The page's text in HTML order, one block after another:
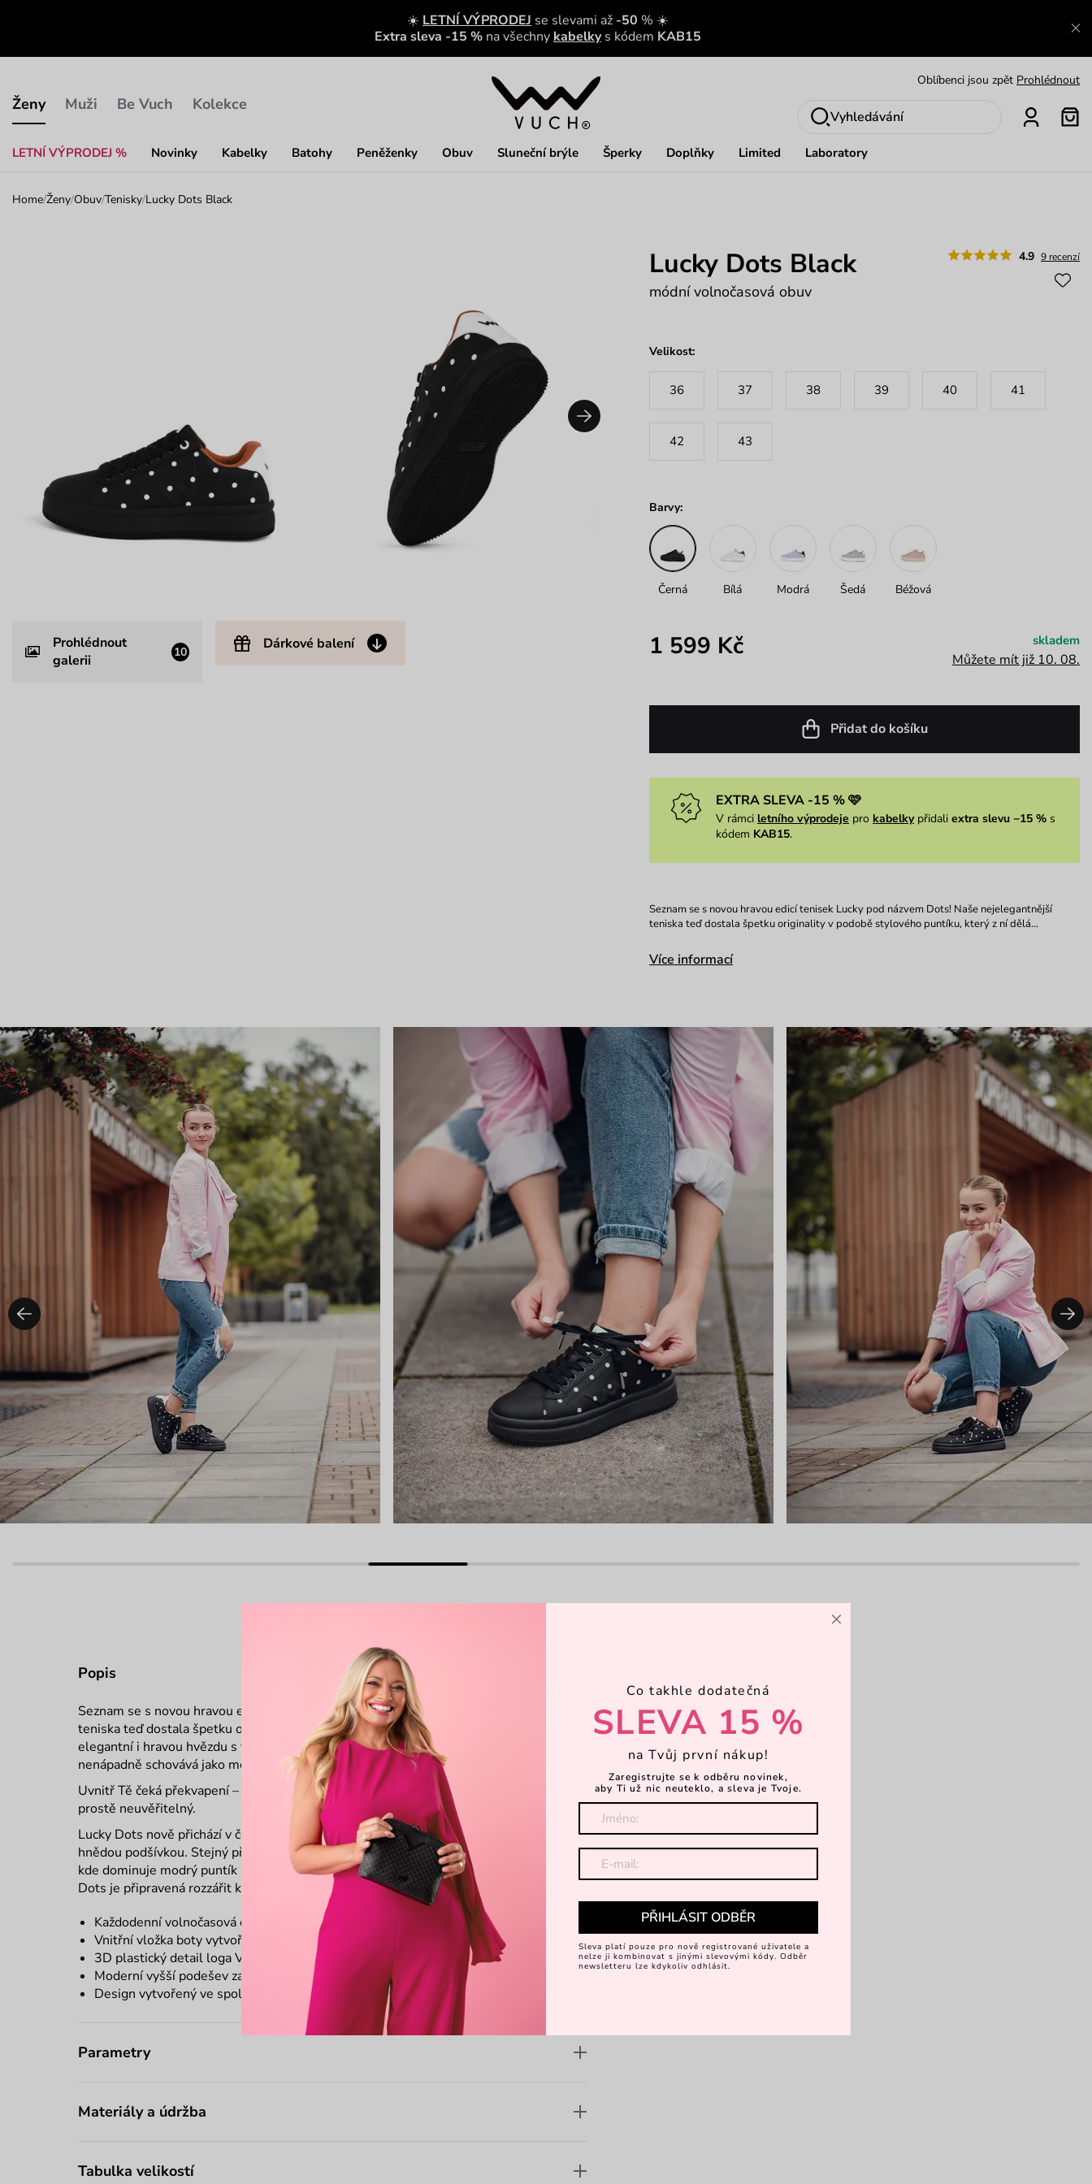
☀️ LETNÍ VÝPRODEJ se slevami až -50 % ☀️
Extra sleva -15 % na všechny kabelkys kódem KAB15
Ženy
LETNÍ VÝPRODEJ % Novinky Kabelky Batohy Peněženky Obuv Sluneční brýle Šperky Doplňky Limited Laboratory
Muži Be Vuch Kolekce
Nech se inspirovat Ukázat
Vyhledávání
Home/Ženy/Obuv/Tenisky/Lucky Dots Black
Prohlédnout
galerii
10 Dárkové balení
4.9 9 recenzí
Lucky Dots Black
módní volnočasová obuv
Velikost:
36 37 38 39 40 41
42 43
Barvy:
Černá Bílá Modrá Šedá Béžová
1 599 Kč skladem
Můžete mít již 10. 08.
Přidat do košíku
EXTRA SLEVA -15 % 🩷
V rámci letního výprodeje pro kabelkypřidali extra slevu −15 %s
kódem KAB15.
Seznam se s novou hravou edicí tenisek Lucky pod názvem Dots! Naše nejelegantnější
teniska teď dostala špetku originality v podobě stylového puntíku, který z ní dělá…
Více informací
Popis
Seznam se s novou hravou edicí tenisek Lucky pod názvem Dots! Naše nejelegantnější
teniska teď dostala špetku originality v podobě stylového puntíku, který z ní dělá
elegantní i hravou hvězdu s vlastním charakterem. 3D logo VUCH se v designu
nenápadně schovává jako módní kamufláž, takže čistý styl zůstává stále v hlavní roli.
Uvnitř Tě čeká překvapení – vnitřní vložku navrhla umělá inteligence a komfort v ní je
prostě neuvěřitelný.
Lucky Dots nově přichází v černé variantě s výrazným bílým puntíkem, bílou patou a
hnědou podšívkou. Stejný příjemný detail najdeš i u off-white modelu (špinavě bílá),
kde dominuje modrý puntík s modrou patou. Minimalismus a hravost v jednom – Lucky
Dots je připravená rozzářit každý Tvůj krok!
Každodenní volnočasová obuv
Vnitřní vložka boty vytvořena pomocí AI
3D plastický detail loga Vuch
Moderní vyšší podešev zajistí pohodlí i při celodenním nošení
Design vytvořený ve spolupráci s
Martinem Brnou
Parametry
Materiály a údržba
Tabulka velikostí
×
Co takhle dodatečná
SLEVA 15 %
na Tvůj první nákup!
Zaregistrujte se k odběru novinek,
aby Ti už nic neuteklo, a sleva je Tvoje.
PŘIHLÁSIT ODBĚR
Sleva platí pouze pro nově registrované uživatele a
nelze ji kombinovat s jinými slevovými kódy. Odběr
newsletteru lze kdykoliv odhlásit.